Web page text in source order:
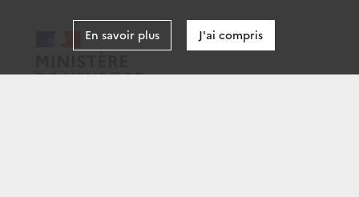
En savoir plus J'ai compris